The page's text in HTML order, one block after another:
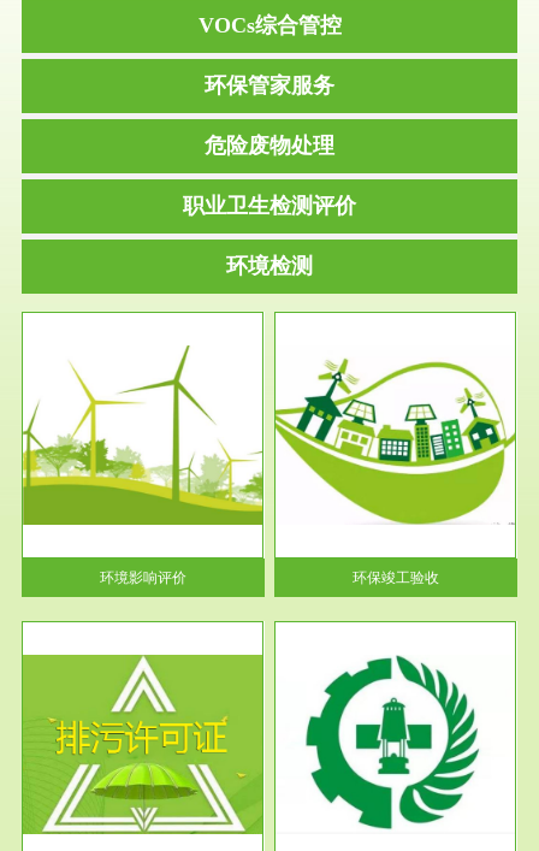
VOCs综合管控
环保管家服务
危险废物处理
职业卫生检测评价
环境检测
环境影响评价
服务范围
环保竣工验收
根据《建设项目环境保护管理条
例》第十七条 编制环境影响报
告书、...
环保竣工验收
服务范围
应急预案
根据《中华人民共和国环境保护
法》第十九条 企业事业单位应